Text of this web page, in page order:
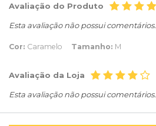
Avaliação do Produto
Esta avaliação não possui comentários.
Cor: Caramelo Tamanho: M
Avaliação da Loja
Esta avaliação não possui comentários.